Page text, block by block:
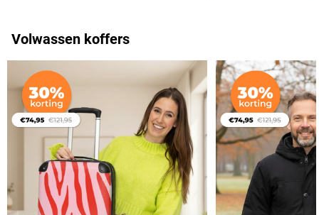
Volwassen koffers